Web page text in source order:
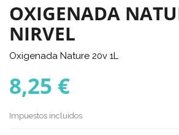
OXIGENADA
NIRVEL
Oxigenada Nature 20v 1L
8,25 €
Impuestos incluidos